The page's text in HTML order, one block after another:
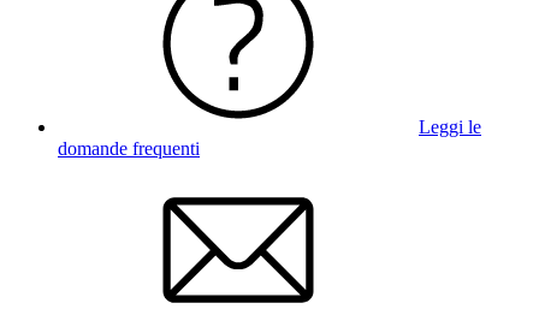
Leggi le
domande frequenti